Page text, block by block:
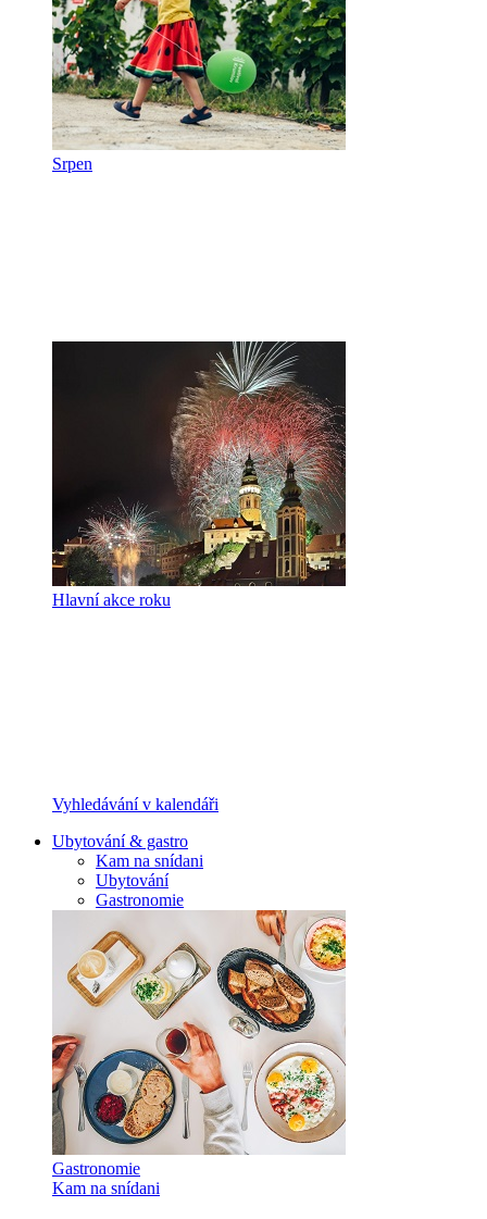
Srpen
Hlavní akce roku
Vyhledávání v kalendáři
Ubytování & gastro
Kam na snídani
Ubytování
Gastronomie
Gastronomie
Kam na snídani